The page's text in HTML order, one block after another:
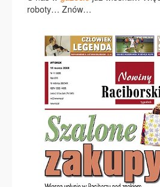
roboty… Znów…